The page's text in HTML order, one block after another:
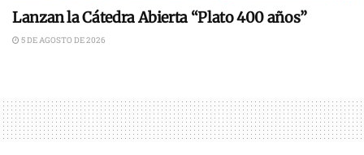
Lanzan la Cátedra Abierta “Plato 400 años”
5 DE AGOSTO DE 2026